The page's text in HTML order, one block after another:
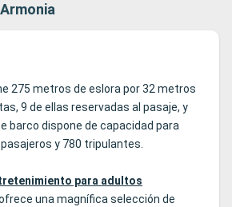
275 metros de eslora por 32 metros
9 de ellas reservadas al pasaje, y
barco dispone de capacidad para
y 780 tripulantes.
para adultos
una magnífica selección de